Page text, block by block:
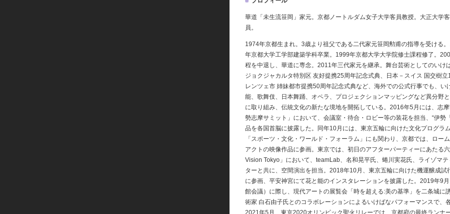
華道「未生流笹岡」家元。京都ノートルダム女子大学客員教授。大正大学
員。
1974年京都生まれ。3歳より祖父である二代家元笹岡勲甫の指導を受ける
年京都大学工学部建築学科卒業。1999年京都大学大学院修士課程修了。
程を中退し、華道に専念。2011年三代家元を継承。舞台芸術としてのいけ
ジョクジャカルタ特別区 友好提携25周年記念式典、日本－スイス 国交樹
レンツェ市 姉妹都市提携50周年記念式典など、海外での公式行事でも、い
能、歌舞伎、日本舞踊、オペラ、プロジェクションマッピングなど異分野
に取り組み、伝統文化の新たな境地を開拓している。2016年5月には、志
勢志摩サミット」において、会議室・待合・ロビー等の装花を担当、“伊勢
品を各国首脳に披露した。同年10月には、東京五輪に向けた文化プログラ
「スポーツ・文化・ワールド・フォーラム」にも関わり、京都では、ロー
アクトの映像作品に参画。東京では、初日のアフターパーティーにあたる
Vision Tokyo」において、teamLab、名和晃平氏、蜷川実花氏、ライゾマ
ターと共に、空間演出を担当。2018年10月、東京五輪に向けた機運醸成
に参画、平安神宮にて花と能のインスタレーションを披露した。2019年9
館会議）に際し、現代アートの展覧会「時を超える:美の基準」を二条城に
術家 白石由子氏とのコラボレーションによるいけばなパフォーマンスで、
2021年5月、東京2020オリンピック聖火リレーでは、京都府の最終ランナ